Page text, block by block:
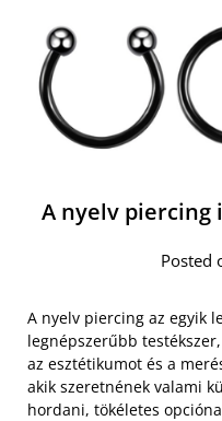
A nyelv piercing
Posted
A nyelv piercing az egyik
legnépszerűbb
az esztétikumot és a
akik szeretnének valami
hordani, tökéletes